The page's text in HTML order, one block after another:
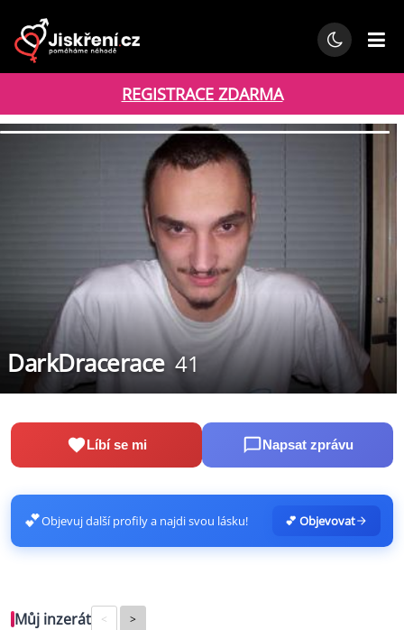
REGISTRACE ZDARMA
DarkDracerace 41
Líbí se mi Napsat zprávu
💕Objevuj další profily a najdi svou lásku! 💕 Objevovat
Můj inzerát < >